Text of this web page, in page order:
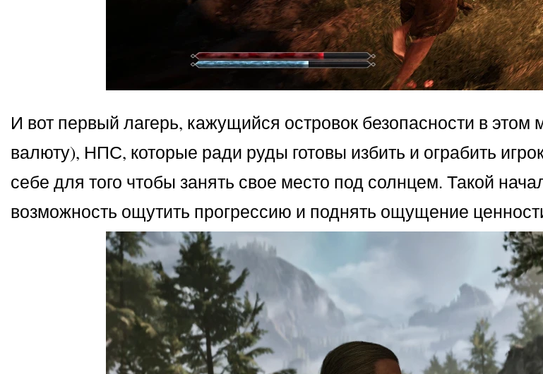
И вот первый лагерь, кажущийся островок безопасности в
валюту), НПС, которые ради руды готовы избить и ограбить
себе для того чтобы занять свое место под солнцем. Такой
возможность ощутить прогрессию и поднять ощущение